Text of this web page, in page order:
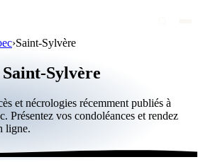
›Saint-Sylvère
Saint-Sylvère
et nécrologies récemment publiés à
Présentez vos condoléances et rendez
ligne.